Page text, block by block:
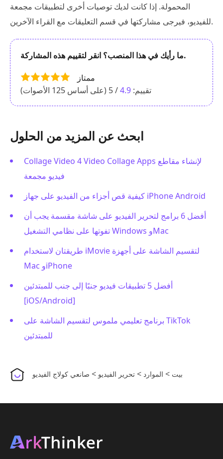
المحمولة. إذا كانت لديك توصيات أخرى لتطبيقات مجمعة
للفيديو، فيرجى مشاركتها في قسم التعليقات مع القراء الآخرين.
ما رأيك في هذا المنصب؟ انقر لتقييم هذه المشاركة.
ممتاز
تقييم: 4.9/ 5 (على أساس 125 الأصوات)
ابحث عن المزيد من الحلول
Collage Video 4 Video Collage Apps لإنشاء مقاطع
فيديو مجمعة
كيفية قص أجزاء من الفيديو على جهاز iPhone Android
أفضل 6 برامج لتحرير الفيديو على شاشة مقسمة يجب أن
تفوتها على نظامي التشغيل Windows وMac
طريقتان لاستخدام iMovie لتقسيم الشاشة على أجهزة
Mac وiPhone
أفضل 5 تطبيقات فيديو جنبًا إلى جنب للمبتدئين
[iOS/Android]
برنامج تعليمي ملموس لتقسيم الشاشة على TikTok
للمبتدئين
بيت > الموارد > تحرير الفيديو > صانعي كولاج الفيديو